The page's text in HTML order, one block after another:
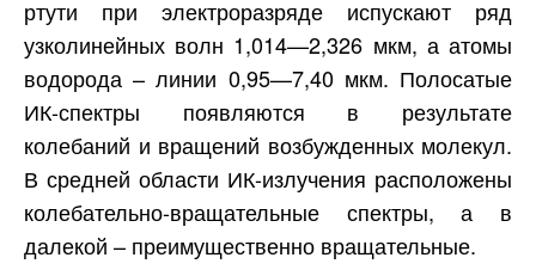
ртути при электроразряде испускают ряд
узколинейных волн 1,014—2,326 мкм, а атомы
водорода – линии 0,95—7,40 мкм. Полосатые
ИК-спектры появляются в результате
колебаний и вращений возбужденных молекул.
В средней области ИК-излучения расположены
колебательно-вращательные спектры, а в
далекой – преимущественно вращательные.